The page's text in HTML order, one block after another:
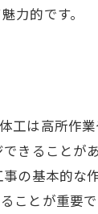
力的です。
工は高所作
きることが
の基本的な
ことが重要